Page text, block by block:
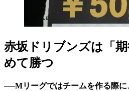
赤坂ドリブンズは「
めて勝つ
──Mリーグではチームを作る際に